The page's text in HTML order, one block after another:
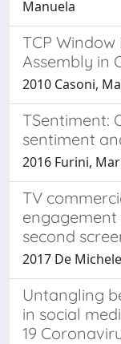
Manuela
TCP
Assembly in
2010 Casoni,
TSentiment:
sentiment
2016 Furini,
TV
second
2017 De
Untangling
in social
19